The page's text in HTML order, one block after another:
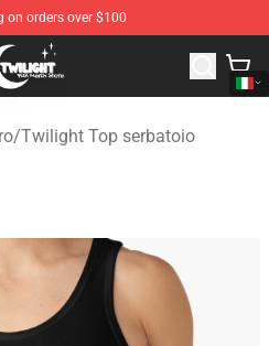
on orders over $100
Twilight Merchandise Shop
/Twilight Top serbatoio